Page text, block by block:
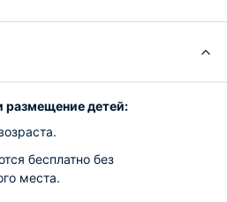
размещение детей:
бесплатно без
места.